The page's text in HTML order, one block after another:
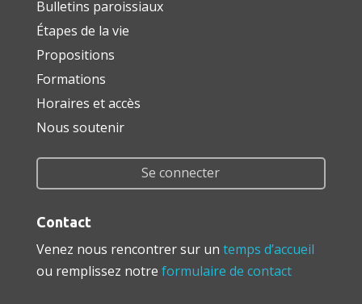
Bulletins paroissiaux
Étapes de la vie
Propositions
Formations
Horaires et accès
Nous soutenir
Se connecter
Contact
Venez nous rencontrer sur un temps d’accueil
ou remplissez notre formulaire de contact